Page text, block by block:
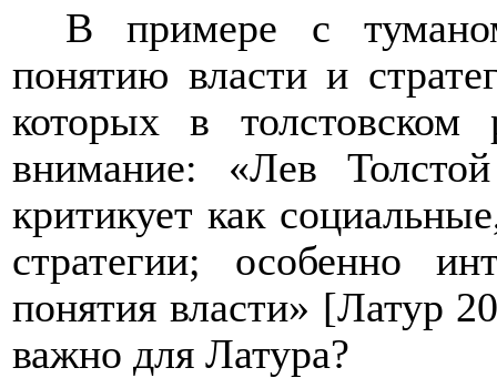
В примере с
понятию власти и
которых в толстовском
внимание: «Лев
критикует как
стратегии; особенно
понятия власти» [Латур
важно для Латура?